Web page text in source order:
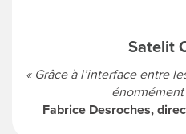
Satelit
« Grâce à l’interface entre
Fabrice Desroches,